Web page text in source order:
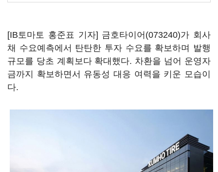
[IB토마토 홍준표 기자] 금호타이어(073240)가 회사
채 수요예측에서 탄탄한 투자 수요를 확보하며 발행
규모를 당초 계획보다 확대했다. 차환을 넘어 운영자
금까지 확보하면서 유동성 대응 여력을 키운 모습이
다.